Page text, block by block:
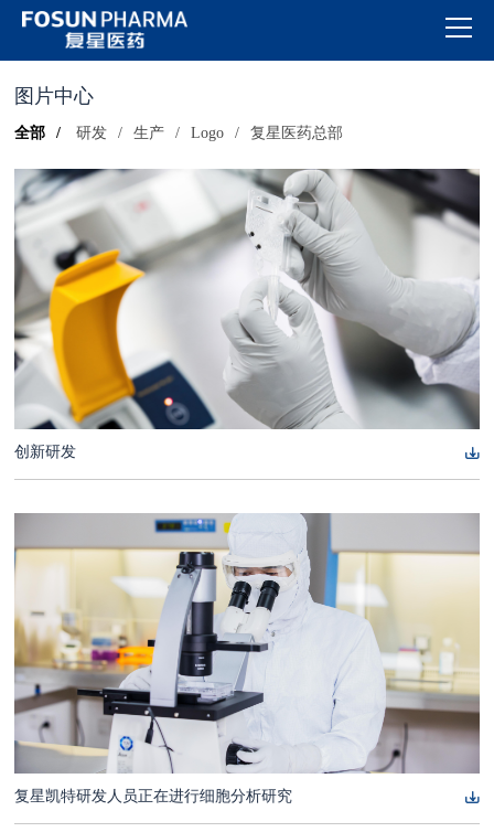
图片中心
全部 / 研发 / 生产 / Logo / 复星医药总部
创新研发
复星凯特研发人员正在进行细胞分析研究